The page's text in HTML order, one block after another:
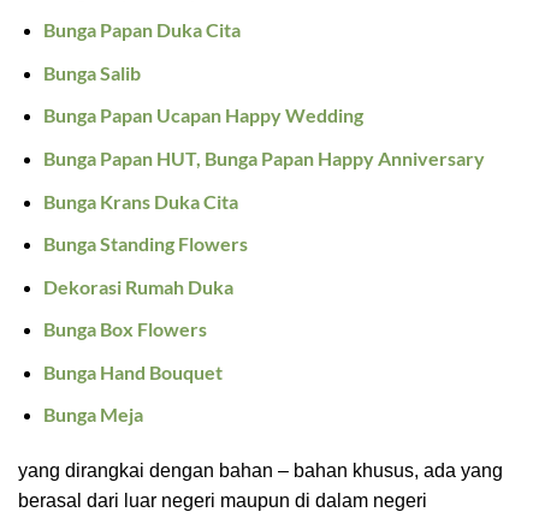
Bunga Papan Duka Cita
Bunga Salib
Bunga Papan Ucapan Happy Wedding
Bunga Papan HUT, Bunga Papan Happy Anniversary
Bunga Krans Duka Cita
Bunga Standing Flowers
Dekorasi Rumah Duka
Bunga Box Flowers
Bunga Hand Bouquet
Bunga Meja
yang dirangkai dengan bahan – bahan khusus, ada yang
berasal dari luar negeri maupun di dalam negeri